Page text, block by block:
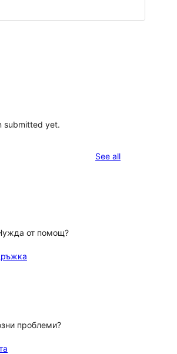
submitted yet.
See allreviews
от помощ?
проблеми?